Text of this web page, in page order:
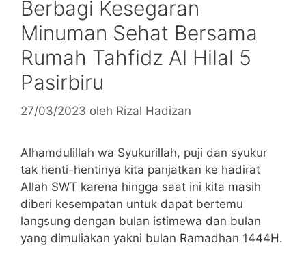
Berbagi Kesegaran
Minuman Sehat Bersama
Rumah Tahfidz Al Hilal 5
Pasirbiru
27/03/2023 oleh Rizal Hadizan
Alhamdulillah wa Syukurillah, puji dan syukur
tak henti-hentinya kita panjatkan ke hadirat
Allah SWT karena hingga saat ini kita masih
diberi kesempatan untuk dapat bertemu
langsung dengan bulan istimewa dan bulan
yang dimuliakan yakni bulan Ramadhan 1444H.